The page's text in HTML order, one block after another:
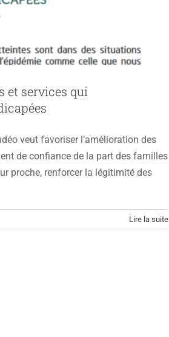
et services qui
veut favoriser l’amélioration des
de confiance de la part des familles
proche, renforcer la légitimité des
Lire la suite